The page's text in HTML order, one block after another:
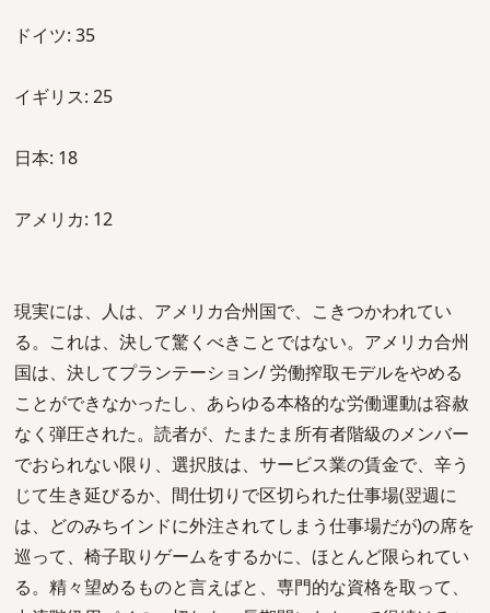
ドイツ: 35
イギリス: 25
日本: 18
アメリカ: 12
現実には、人は、アメリカ合州国で、こきつかわれてい
る。これは、決して驚くべきことではない。アメリカ合州
国は、決してプランテーション/ 労働搾取モデルをやめる
ことができなかったし、あらゆる本格的な労働運動は容赦
なく弾圧された。読者が、たまたま所有者階級のメンバー
でおられない限り、選択肢は、サービス業の賃金で、辛う
じて生き延びるか、間仕切りで区切られた仕事場(翌週に
は、どのみちインドに外注されてしまう仕事場だが)の席を
巡って、椅子取りゲームをするかに、ほとんど限られてい
る。精々望めるものと言えばと、専門的な資格を取って、